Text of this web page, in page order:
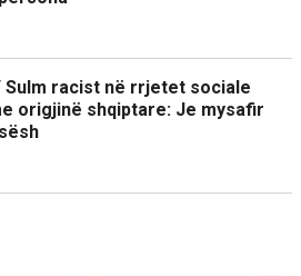
Sulm racist në rrjetet sociale
origjinë shqiptare: Je mysafir